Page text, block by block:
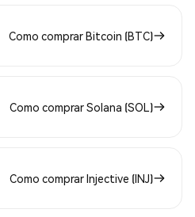
Como comprar Bitcoin (BTC)
Como comprar Solana (SOL)
Como comprar Injective (INJ)